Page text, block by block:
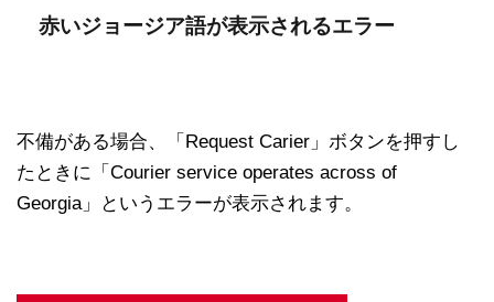
赤いジョージア語が表示されるエラー
不備がある場合、「Request Carier」ボタンを押すし
たときに「Courier service operates across of
Georgia」というエラーが表示されます。